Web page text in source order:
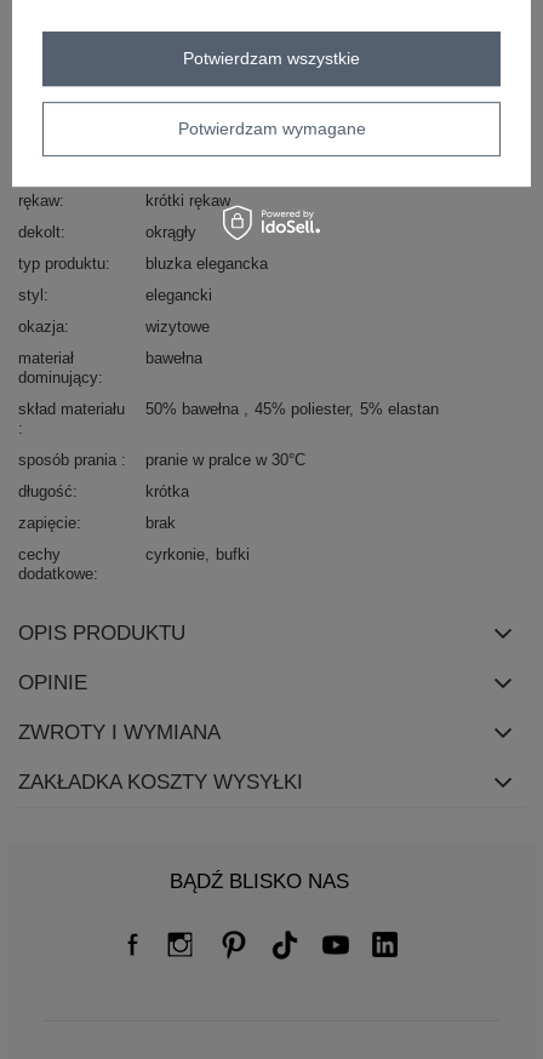
sposób prania : pranie w pralce w 30°C
Kod produktu
LK-BZ-505783-2.01P
LAKERTA
rękaw
krótki rękaw
dekolt
okrągły
typ produktu
bluzka elegancka
styl
elegancki
okazja
wizytowe
materiał
dominujący
bawełna
skład materiału 50% bawełna 45% poliester 5% elastan
sposób prania
pranie w pralce w 30°C
długość
krótka
zapięcie
brak
cechy
dodatkowe
cyrkonie bufki
OPIS PRODUKTU
OPINIE
ZWROTY I WYMIANA
ZAKŁADKA KOSZTY WYSYŁKI
BĄDŹ BLISKO NAS
Potwierdzam wymagane
Potwierdzam wszystkie